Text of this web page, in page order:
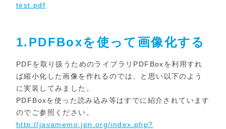
test.pdf
1.PDFBoxを使って画像化する
PDFを取り扱うためのライブラリ PDFBoxを利用すれ
ば縮小化した画像を作れるのでは、と思い以下のよう
に実装してみました。
PDFBoxを使った読み込み等はすでに紹介されています
のでご参照ください。
http://javamemo.jpn.org/index.php?